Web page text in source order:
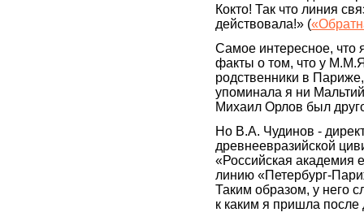
Кокто! Так что линия
действовала!» (
Самое интересное, что
факты о том, что у
родственники в
упоминала я ни
Михаил Орлов был
Но В.А. Чудинов -
древнеевразийской
«Российская академия
линию «Петербург-
Таким образом, у него
к каким я пришла после